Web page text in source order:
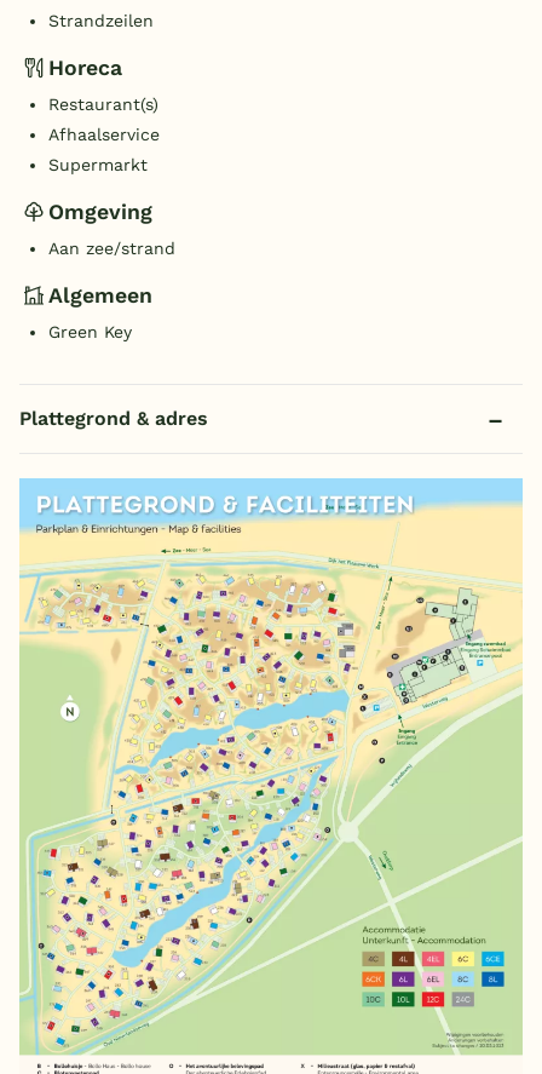
Strandzeilen
Horeca
Restaurant(s)
Afhaalservice
Supermarkt
Omgeving
Aan zee/strand
Algemeen
Green Key
Plattegrond & adres